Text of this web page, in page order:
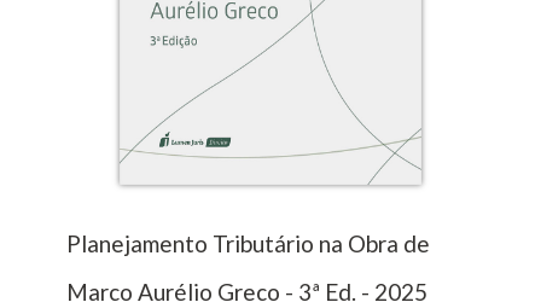
Planejamento Tributário na Obra de
Marco Aurélio Greco - 3ª Ed. - 2025